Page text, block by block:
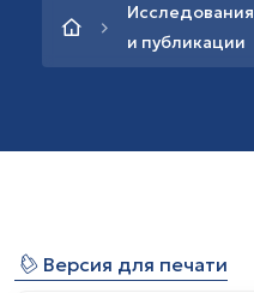
Исследования
и публикации
⎙ Версия для печати